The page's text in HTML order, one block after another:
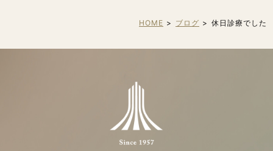
HOME ブログ 休日診療でした